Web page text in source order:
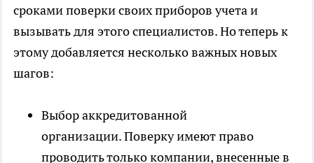
сроками поверки своих приборов учета и
вызывать для этого специалистов. Но теперь к
этому добавляется несколько важных новых
шагов:
Выбор аккредитованной
организации. Поверку имеют право
проводить только компании, внесенные в